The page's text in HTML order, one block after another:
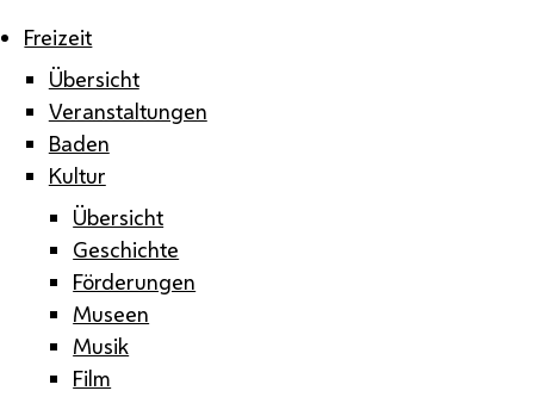
Freizeit
Übersicht
Veranstaltungen
Baden
Kultur
Übersicht
Geschichte
Förderungen
Museen
Musik
Film